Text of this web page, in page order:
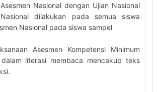
Nasional dengan Ujian Nasional
dilakukan pada semua siswa
Nasional pada siswa sampel
Asesmen Kompetensi Minimum
literasi membaca mencakup teks